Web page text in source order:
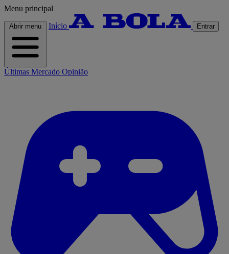
Menu principal
Abrir menu Início Entrar
Últimas Mercado Opinião